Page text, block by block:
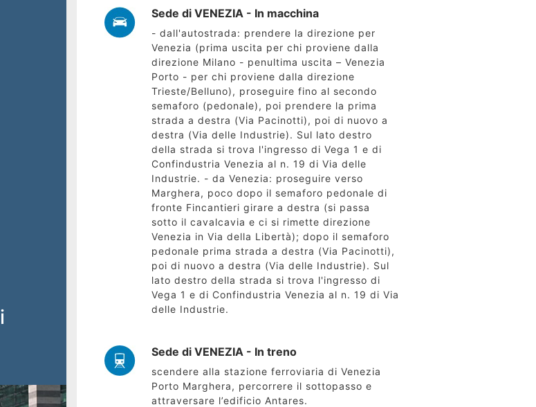
Sede di VENEZIA - In macchina
- dall'autostrada: prendere la direzione per
Venezia (prima uscita per chi proviene dalla
direzione Milano - penultima uscita – Venezia
Porto - per chi proviene dalla direzione
Trieste/Belluno), proseguire fino al secondo
semaforo (pedonale), poi prendere la prima
strada a destra (Via Pacinotti), poi di nuovo a
destra (Via delle Industrie). Sul lato destro
della strada si trova l'ingresso di Vega 1 e di
Confindustria Venezia al n. 19 di Via delle
Industrie. - da Venezia: proseguire verso
Marghera, poco dopo il semaforo pedonale di
fronte Fincantieri girare a destra (si passa
sotto il cavalcavia e ci si rimette direzione
Venezia in Via della Libertà); dopo il semaforo
pedonale prima strada a destra (Via Pacinotti),
poi di nuovo a destra (Via delle Industrie). Sul
lato destro della strada si trova l'ingresso di
Vega 1 e di Confindustria Venezia al n. 19 di Via
delle Industrie.
Sede di VENEZIA - In treno
scendere alla stazione ferroviaria di Venezia
Porto Marghera, percorrere il sottopasso e
attraversare l’edificio Antares.